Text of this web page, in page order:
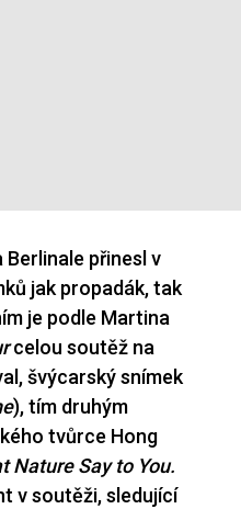
přinesl v
jak propadák, tak
je podle Martina
celou soutěž na
švýcarský snímek
), tím druhým
tvůrce Hong
Nature Say to You.
v soutěži, sledující